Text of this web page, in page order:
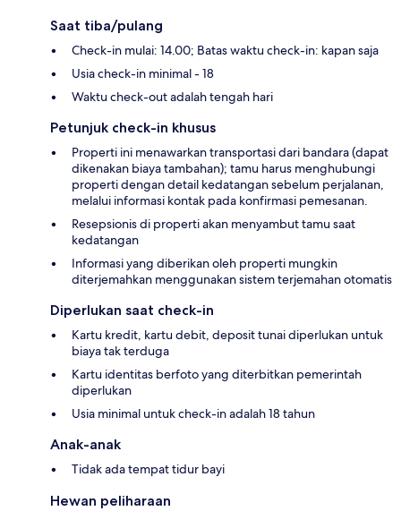
Saat tiba/pulang
Check-in mulai: 14.00; Batas waktu check-in: kapan saja
Usia check-in minimal - 18
Waktu check-out adalah tengah hari
Petunjuk check-in khusus
Properti ini menawarkan transportasi dari bandara (dapat
dikenakan biaya tambahan); tamu harus menghubungi
properti dengan detail kedatangan sebelum perjalanan,
melalui informasi kontak pada konfirmasi pemesanan.
Resepsionis di properti akan menyambut tamu saat
kedatangan
Informasi yang diberikan oleh properti mungkin
diterjemahkan menggunakan sistem terjemahan otomatis
Diperlukan saat check-in
Kartu kredit, kartu debit, deposit tunai diperlukan untuk
biaya tak terduga
Kartu identitas berfoto yang diterbitkan pemerintah
diperlukan
Usia minimal untuk check-in adalah 18 tahun
Anak-anak
Tidak ada tempat tidur bayi
Hewan peliharaan